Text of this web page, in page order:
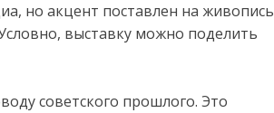
но акцент поставлен на живопись
выставку можно поделить
советского прошлого. Это